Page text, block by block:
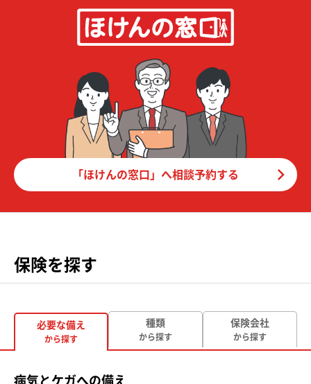
「ほけんの窓口」へ相談予約する
保険を探す
必要な備え
から探す
種類
から探す
保険会社
から探す
病気とケガへの備え